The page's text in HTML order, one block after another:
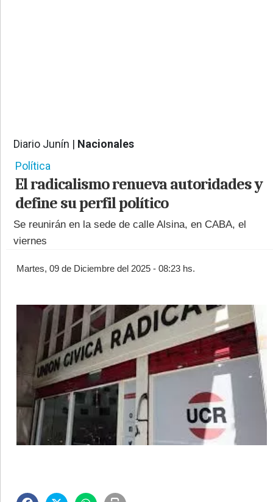
©2007/2026
Diario Junín | Nacionales
Política
El radicalismo renueva autoridades y
define su perfil político
Se reunirán en la sede de calle Alsina, en CABA, el
viernes
Martes, 09 de Diciembre del 2025 - 08:23 hs.